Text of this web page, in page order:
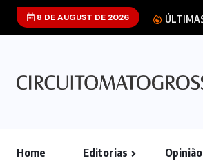
8 DE AUGUST DE 2026
Home Editorias Opinião